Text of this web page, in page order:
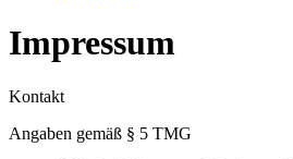
Impressum
Kontakt
Angaben gemäß § 5 TMG